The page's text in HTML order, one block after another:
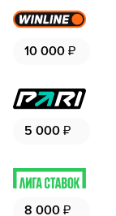
10 000 ₽
5 000 ₽
8 000 ₽